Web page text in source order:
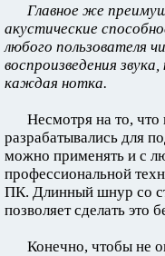
Главное же
акустические
любого пользователя
воспроизведения
каждая нотка.
Несмотря на то, что
разрабатывались для
можно применять и с
профессиональной
ПК. Длинный шнур со
позволяет сделать это
Конечно, чтобы не